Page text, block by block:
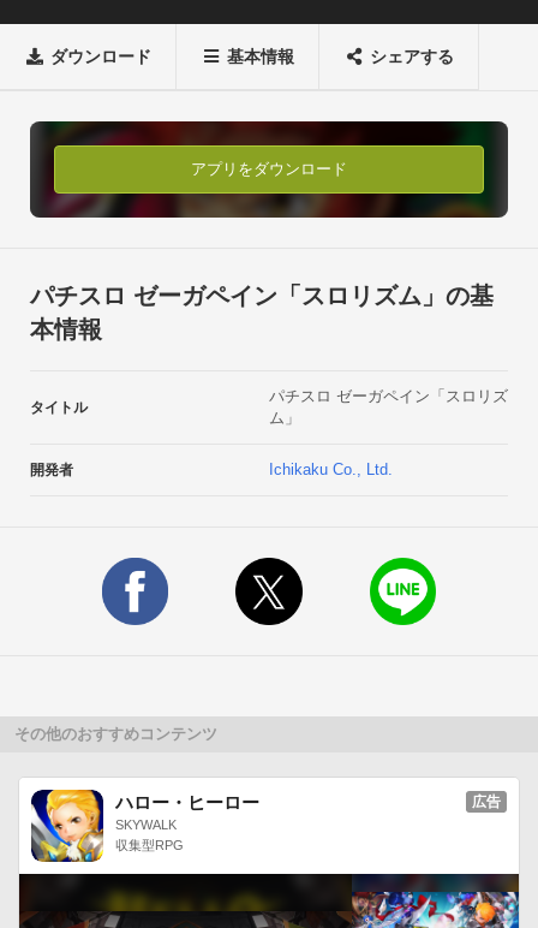
詳しくは、今すぐ無料ダウンロードでチェック！
本アプリは３Ｇ回線でダウンロードできます
――――――――――――――――――――――
またゲーム内での追加課金も一切ございません。
落とし切りで全ての機能をお楽しみ頂けます。
――――――――――――――――――――――
Android端末では、SEの再生に遅延が生じやすくなります。
以下の設定にてプレイして頂くと改善する場合があります。
ただし、全ての端末で快適動作を保証するものではありませ
ん。1.楽曲選択画面、左上の設定ボタンをタップ2.設定メニュ
・ＶＩＢＲＡＴＩＯＮ：ＯＦＦ
・絵柄出現タイミング：＋５～１０
※下記、注意事項を必ずご確認ください※
■動作機種
Android OS：Android 2.3以降
GALAXY S3 相当のスペックを推奨■非対応機種
【docomo】SC-01B/L-04C/SO-04E/SH-07E
【SoftBank】003Z
ダウンロード 基本情報 シェアする
アプリをダウンロード
パチスロ ゼーガペイン「スロリズム」の基
本情報
タイトル
パチスロ ゼーガペイン「スロリズ
ム」
開発者 Ichikaku Co., Ltd.
その他のおすすめコンテンツ
ハロー・ヒーロー
SKYWALK
収集型RPG
広告